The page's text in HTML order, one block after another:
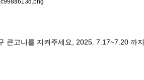
큰고니를 지켜주세요, 2025. 7.17~7.20 까지